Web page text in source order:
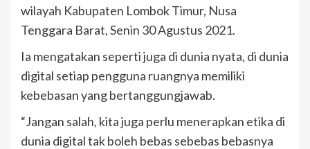
wilayah Kabupaten Lombok Timur, Nusa
Tenggara Barat, Senin 30 Agustus 2021.
Ia mengatakan seperti juga di dunia nyata, di dunia
digital setiap pengguna ruangnya memiliki
kebebasan yang bertanggungjawab.
“Jangan salah, kita juga perlu menerapkan etika di
dunia digital tak boleh bebas sebebas bebasnya